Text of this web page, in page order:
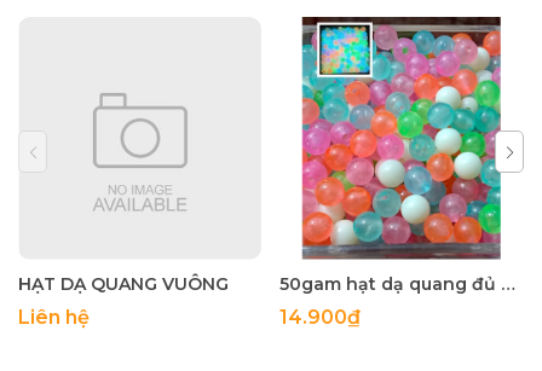
HẠT DẠ QUANG VUÔNG
Liên hệ
50gam hạt dạ quang đủ màu 6mm, 8mm, 10mm, 12mm, hạt nhựa tròn
14.900₫